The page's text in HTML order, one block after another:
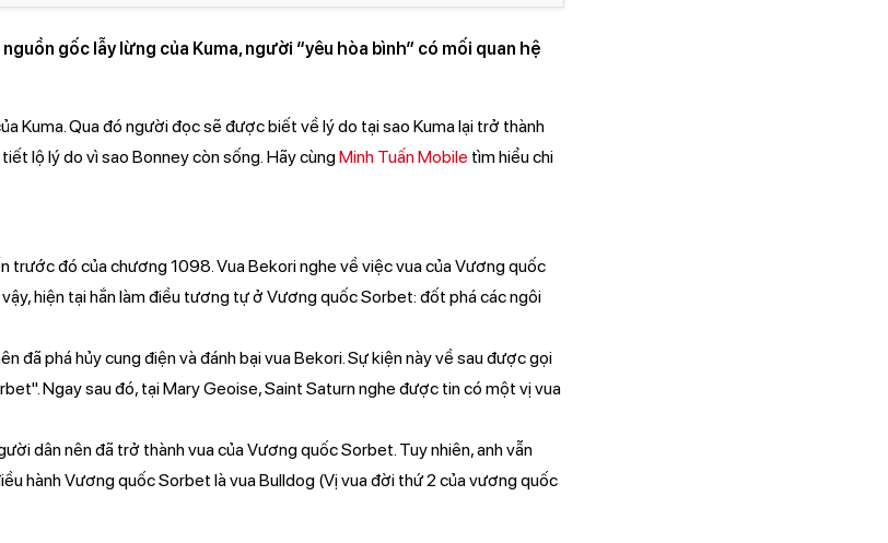
gốc lẫy lừng của Kuma, người “yêu hòa bình” có mối quan hệ
Kuma. Qua đó người đọc sẽ được biết về lý do tại sao Kuma lại trở thành
lộ lý do vì sao Bonney còn sống. Hãy cùngMinh Tuấn Mobile tìm hiểu chi
trước đó của chương 1098. Vua Bekori nghe về việc vua của Vương quốc
hiện tại hắn làm điều tương tự ở Vương quốc Sorbet: đốt phá các ngôi
đã phá hủy cung điện và đánh bại vua Bekori. Sự kiện này về sau được gọi
Ngay sau đó, tại Mary Geoise, Saint Saturn nghe được tin có một vị vua
dân nên đã trở thành vua của Vương quốc Sorbet. Tuy nhiên, anh vẫn
hành Vương quốc Sorbet là vua Bulldog (Vị vua đời thứ 2 của vương quốc